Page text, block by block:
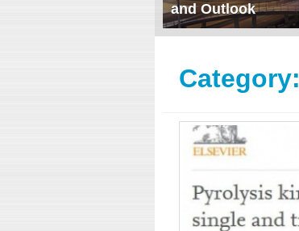
and Outlook
ERI conducts rigorous
demand of various
energy-consuming
have been used for …
Read More
Category: